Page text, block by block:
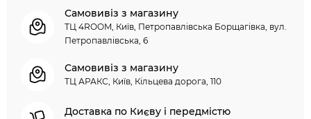
Самовивіз з магазину
ТЦ 4ROOM, Київ, Петропавлівська Борщагівка, вул.
Петропавлівська, 6
Самовивіз з магазину
ТЦ АРАКС, Київ, Кільцева дорога, 110
Доставка по Києву і передмістю